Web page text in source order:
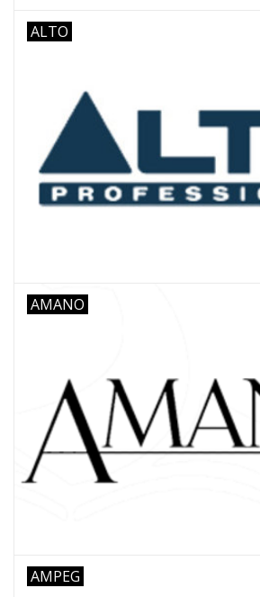
ALTO
AMANO
AMPEG